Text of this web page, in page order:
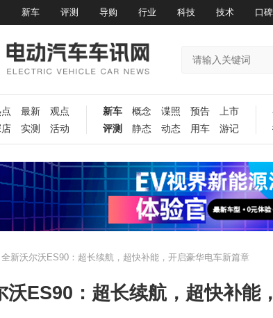
新车 评测 导购 行业 科技 技术 口碑
最新
观点
实测 活动
新车 概念 谍照 预告
上市
评测
静态 动态 用车 游记
全新沃尔沃ES90：超长续航，超快补能，开启豪华电车新篇章
沃ES90：超长续航，超快补能